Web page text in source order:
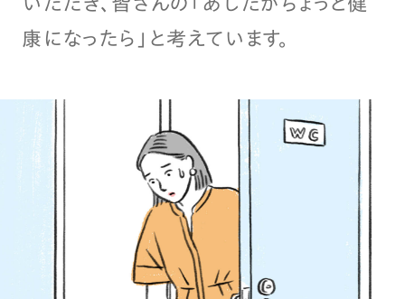
康になったら」と考えています。